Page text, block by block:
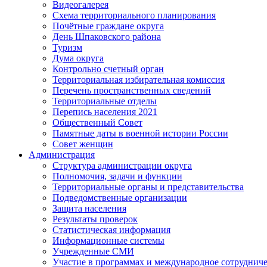
Видеогалерея
Схема территориального планирования
Почётные граждане округа
День Шпаковского района
Туризм
Дума округа
Контрольно счетный орган
Территориальная избирательная комиссия
Перечень пространственных сведений
Территориальные отделы
Перепись населения 2021
Общественный Совет
Памятные даты в военной истории России
Совет женщин
Администрация
Структура администрации округа
Полномочия, задачи и функции
Территориальные органы и представительства
Подведомственные организации
Защита населения
Результаты проверок
Статистическая информация
Информационные системы
Учрежденные СМИ
Участие в программах и международное